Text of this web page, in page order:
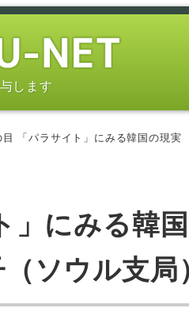
します
目 「パラサイト」にみる韓国の現
」にみる韓
ソウル支局